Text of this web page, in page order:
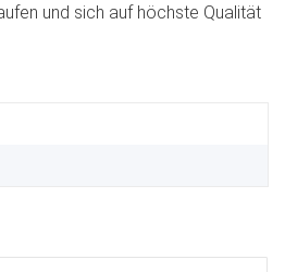
und sich auf höchste Qualität